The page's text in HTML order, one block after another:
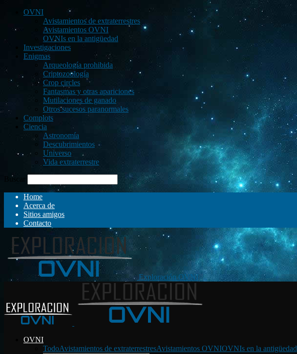
OVNI
Avistamientos de extraterrestres
Avistamientos OVNI
OVNIs en la antigüedad
Investigaciones
Enigmas
Arqueología prohibida
Criptozoología
Crop circles
Fantasmas y otras apariciones
Mutilaciones de ganado
Otros sucesos paranormales
Complots
Ciencia
Astronomía
Descubrimientos
Universo
Vida extraterrestre
Buscar
Home
Acerca de
Sitios amigos
Contacto
Exploración OVNI
OVNI
TodoAvistamientos de extraterrestresAvistamientos OVNIOVNIs en la antigüedad